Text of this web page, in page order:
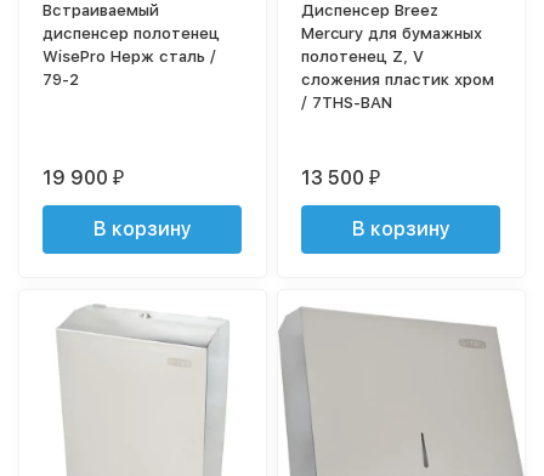
Встраиваемый
диспенсер полотенец
WisePro Нерж сталь /
79-2
19 900₽
В корзину
Диспенсер Breez
Mercury для бумажных
полотенец Z, V
сложения пластик хром
/ 7THS-BAN
13 500₽
В корзину